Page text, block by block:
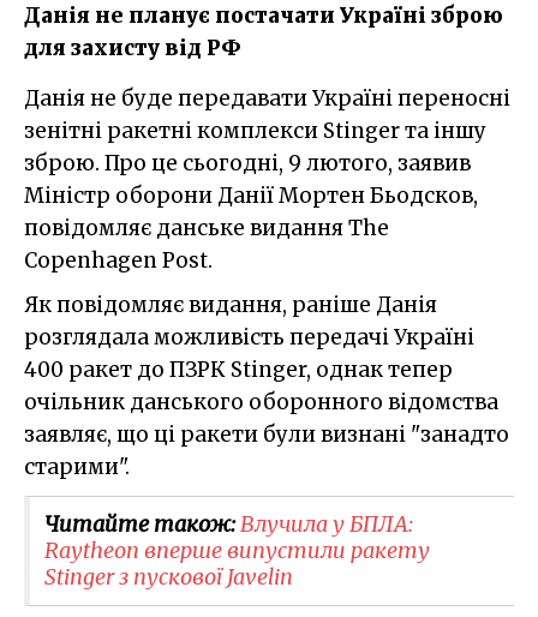
Данія не планує постачати Україні зброю
для захисту від РФ
Данія не буде передавати Україні переносні
зенітні ракетні комплекси Stinger та іншу
зброю. Про це сьогодні, 9 лютого, заявив
Міністр оборони Данії Мортен Бьодсков,
повідомляє данське видання The
Copenhagen Post.
Як повідомляє видання, раніше Данія
розглядала можливість передачі Україні
400 ракет до ПЗРК Stinger, однак тепер
очільник данського оборонного відомства
заявляє, що ці ракети були визнані "занадто
старими".
Читайте також:Влучила у БПЛА:
Raytheon вперше випустили ракету
Stinger з пускової Javelin